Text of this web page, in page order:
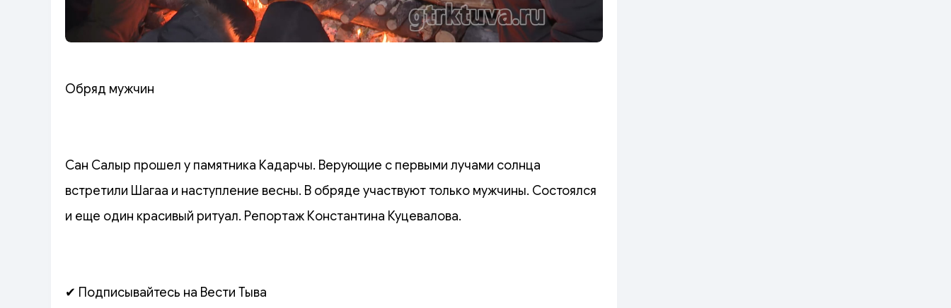
Обряд мужчин
Сан Салыр прошел у памятника Кадарчы. Верующие с первыми лучами солнца
встретили Шагаа и наступление весны. В обряде участвуют только мужчины. Состоялся
и еще один красивый ритуал. Репортаж Константина Куцевалова.
✔ Подписывайтесь на Вести Тыва